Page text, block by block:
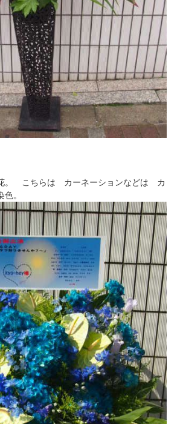
。 こちらは カーネーションなどは カ
。